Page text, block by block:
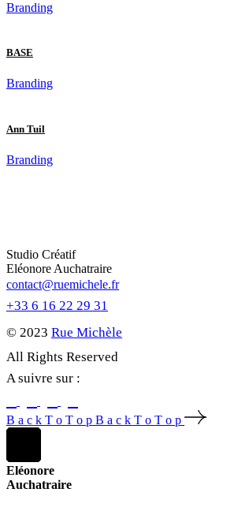
Branding
BASE
Branding
Ann Tuil
Branding
Studio Créatif
Eléonore Auchatraire
contact@ruemichele.fr
+33 6 16 22 29 31
© 2023 Rue Michèle
All Rights Reserved
A suivre sur :
B a c k T o T o p B a c k T o T o p
Eléonore
Auchatraire